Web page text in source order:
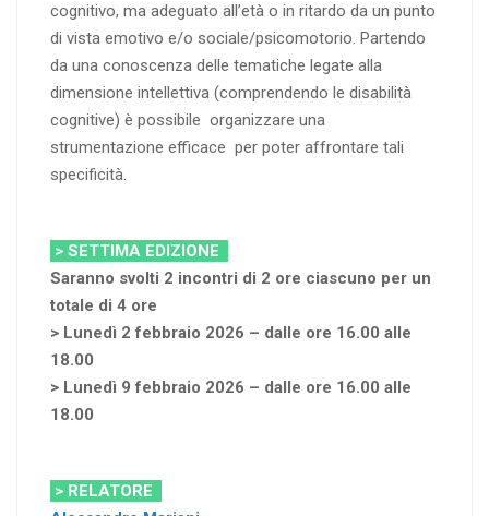
cognitivo, ma adeguato all’età o in ritardo da un punto
di vista emotivo e/o sociale/psicomotorio. Partendo
da una conoscenza delle tematiche legate alla
dimensione intellettiva (comprendendo le disabilità
cognitive) è possibile organizzare una
strumentazione efficace per poter affrontare tali
specificità.
> SETTIMA EDIZIONE
Saranno svolti 2 incontri di 2 ore ciascuno per un
totale di 4 ore
> Lunedì 2 febbraio 2026 – dalle ore 16.00 alle
18.00
> Lunedì 9 febbraio 2026 – dalle ore 16.00 alle
18.00
> RELATORE